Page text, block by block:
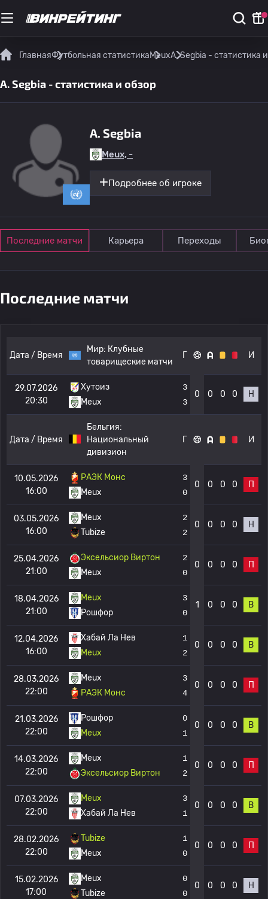
ГлавнаяФутбольная статистикаMeuxA. Segbia - статистика
A. Segbia - статистика и обзор
A. Segbia
Meux, -
Подробнее об игроке
Последние матчи Карьера Переходы
Последние матчи
Дата / Время
Мир: Клубные
товарищеские матчи
Г И
29.07.2026
20:30
Хутоиз
Meux
3
3
0 0 0 0 Н
Дата / Время
Бельгия:
Национальный
дивизион
Г И
10.05.2026
16:00
РАЭК Монс
Meux
3
0
0 0 0 0 П
03.05.2026
16:00
Meux
Tubize
2
2
0 0 0 0 Н
25.04.2026
21:00
Эксельсиор Виртон
Meux
2
0
0 0 0 0 П
18.04.2026
21:00
Meux
Рошфор
3
0
1 0 0 0 В
12.04.2026
16:00
Хабай Ла Нев
Meux
1
2
0 0 0 0 В
28.03.2026
22:00
Meux
РАЭК Монс
3
4
0 0 0 0 П
21.03.2026
22:00
Рошфор
Meux
0
1
0 0 0 0 В
14.03.2026
22:00
Meux
Эксельсиор Виртон
1
2
0 0 0 0 П
07.03.2026
22:00
Meux
Хабай Ла Нев
3
1
0 0 0 0 В
28.02.2026
22:00
Tubize
Meux
1
0
0 0 0 0 П
15.02.2026
17:00
Meux
Tubize
0
0
0 0 0 0 Н